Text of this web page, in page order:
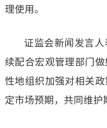
理使用。
证监会新闻发言
续配合宏观管理部门
性地组织加强对相关
定市场预期，共同维护